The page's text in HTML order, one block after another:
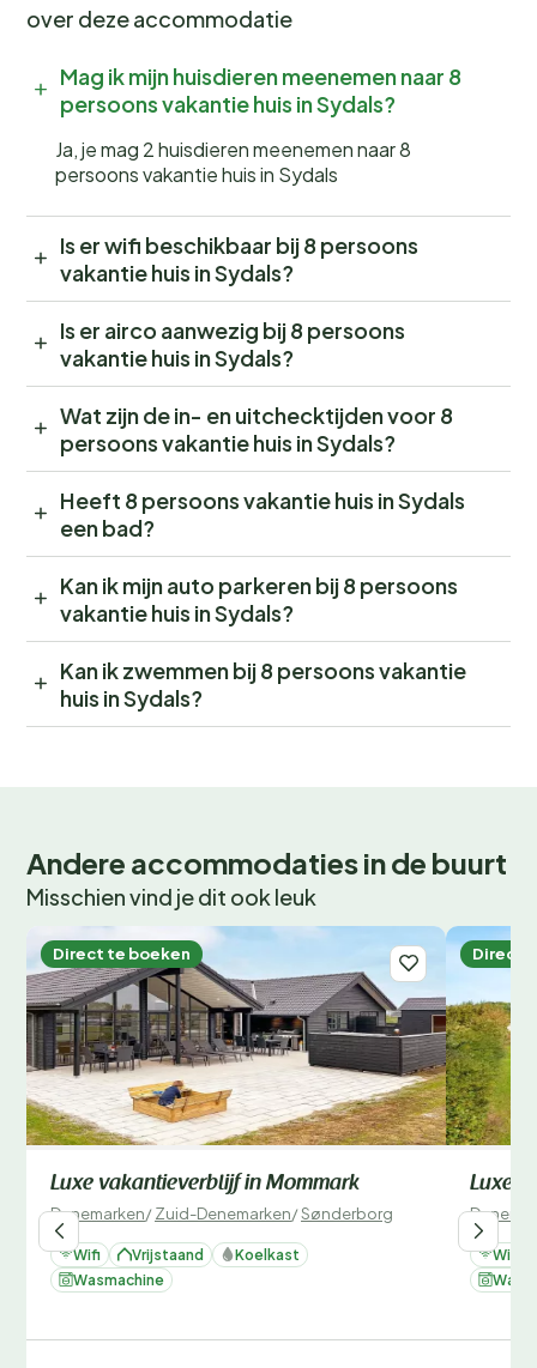
over deze accommodatie
Mag ik mijn huisdieren meenemen naar 8
persoons vakantie huis in Sydals?
Ja, je mag 2 huisdieren meenemen naar 8
persoons vakantie huis in Sydals
Is er wifi beschikbaar bij 8 persoons
vakantie huis in Sydals?
Is er airco aanwezig bij 8 persoons
vakantie huis in Sydals?
Wat zijn de in- en uitchecktijden voor 8
persoons vakantie huis in Sydals?
Heeft 8 persoons vakantie huis in Sydals
een bad?
Kan ik mijn auto parkeren bij 8 persoons
vakantie huis in Sydals?
Kan ik zwemmen bij 8 persoons vakantie
huis in Sydals?
Andere accommodaties in de buurt
Misschien vind je dit ook leuk
Direct te boeken
Luxe vakantieverblijf in Mommark
Denemarken/Zuid-Denemarken/Sønderborg
Wifi Vrijstaand
Koelkast
Wasmachine
Direct
Luxe
Wifi